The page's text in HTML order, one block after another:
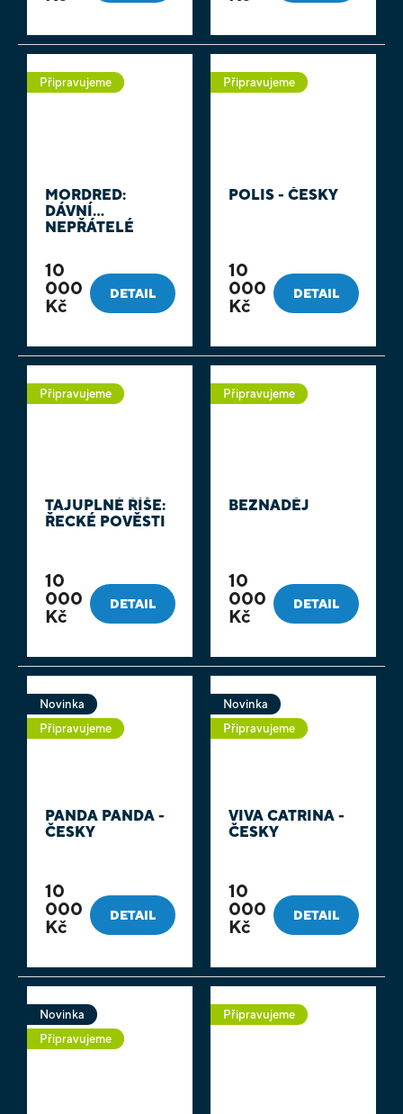
Připravujeme
MORDRED:
DÁVNÍ
NEPŘÁTELÉ
10
000
Kč
DETAIL
Připravujeme
POLIS - ČESKY
10
000
Kč
DETAIL
Připravujeme
TAJUPLNÉ ŘÍŠE:
ŘECKÉ POVĚSTI
10
000
Kč
DETAIL
Připravujeme
BEZNADĚJ
10
000
Kč
DETAIL
Novinka
Připravujeme
PANDA PANDA -
ČESKY
10
000
Kč
DETAIL
Novinka
Připravujeme
VIVA CATRINA -
ČESKY
10
000
Kč
DETAIL
Novinka
Připravujeme
Připravujeme